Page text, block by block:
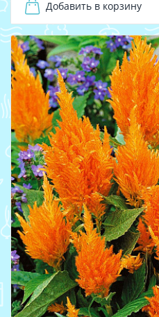
Добавить в корзину